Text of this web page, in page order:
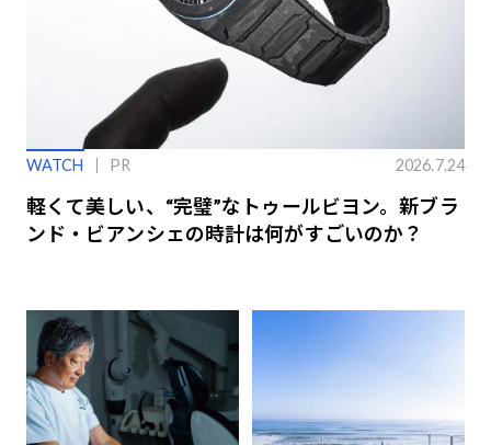
WATCH PR 2026.7.24
軽くて美しい、“完璧”なトゥールビヨン。新ブラ
ンド・ビアンシェの時計は何がすごいのか？